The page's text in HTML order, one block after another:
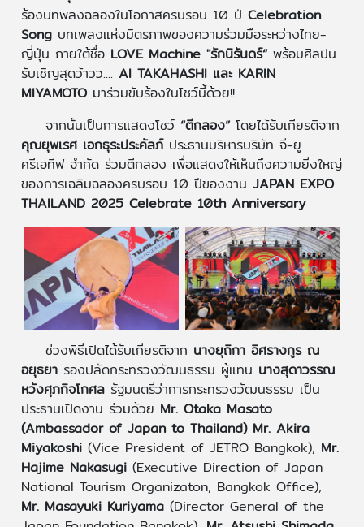
ร้องบทพลงฉลองในโอกาสครบรอบ 10 ปี Celebration
Song บทเพลงแห่งมิตรภาพของความร่วมมือระหว่างไทย-
ญี่ปุ่น ภายใต้ชื่อ LOVE Machine "รักนิรันดร์“ พร้อมศิลปิน
รับเชิญสุดว้าวว.... AI TAKAHASHI และ KARIN
MIYAMOTO มาร่วมขับร้องในโชว์นี้ด้วย!!
จากนั้นเป็นการแสดงโชว์ “ตีกลอง” โดยได้รับเกียรติจาก
คุณยุพเรศ เอกธุระประคัลภ์ ประธานบริหารบริษัท จี-ยู
ครีเอทีฟ จำกัด ร่วมตีกลอง เพื่อแสดงให้เห็นถึงความยิ่งใหญ่
ของการเฉลิมฉลองครบรอบ 10 ปีของงาน JAPAN EXPO
THAILAND 2025 Celebrate 10th Anniversary
ช่วงพิธีเปิดได้รับเกียรติจาก นางยุถิกา อิศรางกูร ณ
อยุธยารองปลัดกระทรวงวัฒนธรรม ผู้แทน นางสุดาวรรณ
หวังศุภกิจโกศลรัฐมนตรีว่าการกระทรวงวัฒนธรรม เป็น
ประธานเปิดงาน ร่วมด้วย Mr. Otaka Masato
(Ambassador of Japan to Thailand) Mr. Akira
Miyakoshi (Vice President of JETRO Bangkok), Mr.
Hajime Nakasugi(Executive Direction of Japan
National Tourism Organizaton, Bangkok Office),
Mr. Masayuki Kuriyama(Director General of the